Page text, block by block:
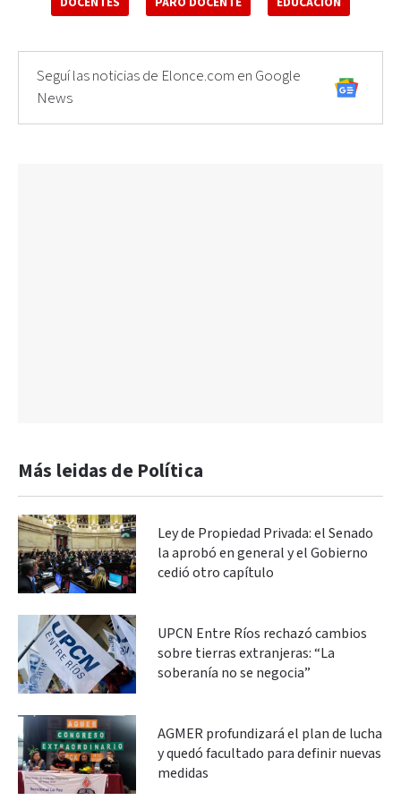
Seguí las noticias de Elonce.com en Google
News
Más leidas de Política
Ley de Propiedad Privada: el Senado
la aprobó en general y el Gobierno
cedió otro capítulo
UPCN Entre Ríos rechazó cambios
sobre tierras extranjeras: “La
soberanía no se negocia”
AGMER profundizará el plan de lucha
y quedó facultado para definir nuevas
medidas